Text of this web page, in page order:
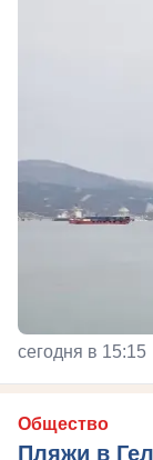
сегодня в 15:15
Общество
Пляжи в